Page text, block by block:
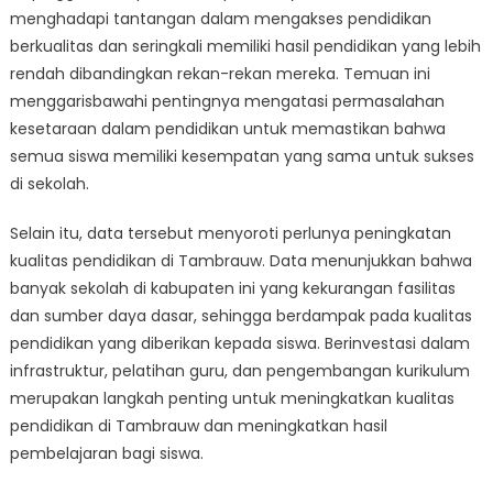
menghadapi tantangan dalam mengakses pendidikan
berkualitas dan seringkali memiliki hasil pendidikan yang lebih
rendah dibandingkan rekan-rekan mereka. Temuan ini
menggarisbawahi pentingnya mengatasi permasalahan
kesetaraan dalam pendidikan untuk memastikan bahwa
semua siswa memiliki kesempatan yang sama untuk sukses
di sekolah.
Selain itu, data tersebut menyoroti perlunya peningkatan
kualitas pendidikan di Tambrauw. Data menunjukkan bahwa
banyak sekolah di kabupaten ini yang kekurangan fasilitas
dan sumber daya dasar, sehingga berdampak pada kualitas
pendidikan yang diberikan kepada siswa. Berinvestasi dalam
infrastruktur, pelatihan guru, dan pengembangan kurikulum
merupakan langkah penting untuk meningkatkan kualitas
pendidikan di Tambrauw dan meningkatkan hasil
pembelajaran bagi siswa.